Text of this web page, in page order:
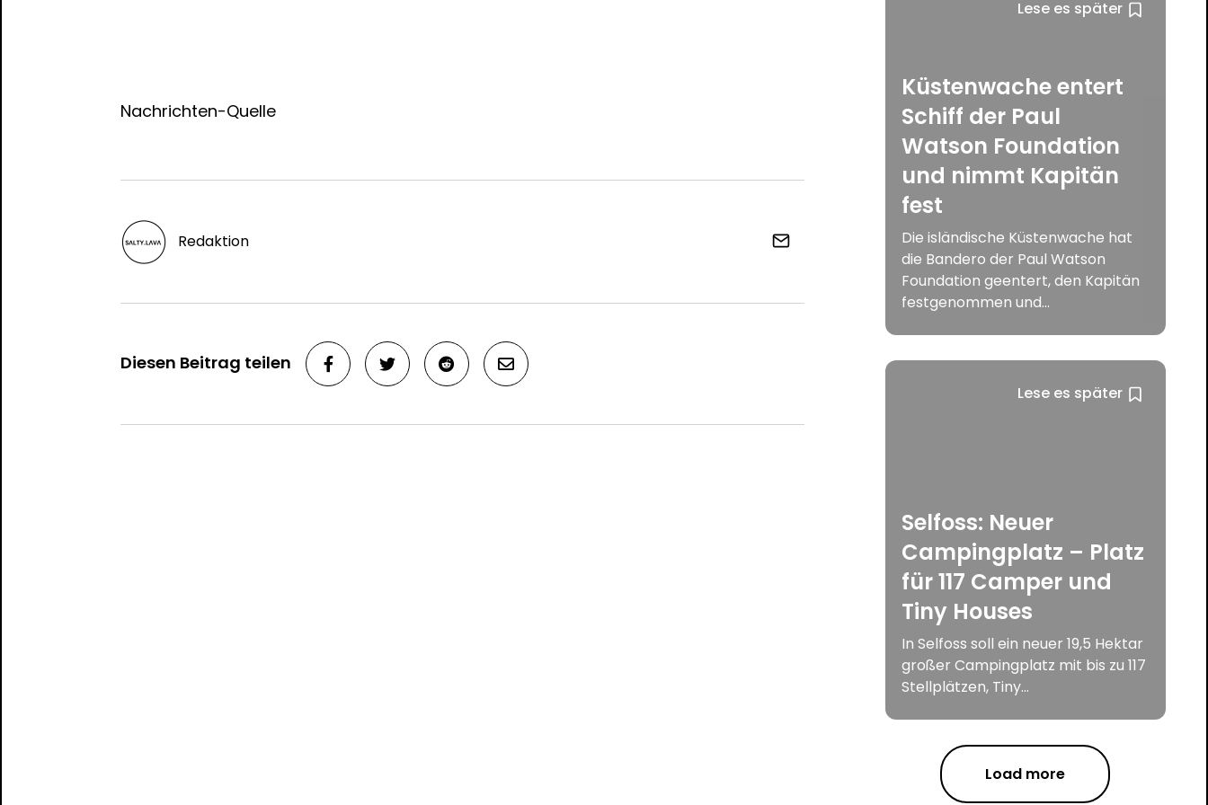
Nachrichten-Quelle
Redaktion
Diesen Beitrag teilen
Lese es später
Küstenwache entert
Schiff der Paul
Watson Foundation
und nimmt Kapitän
fest
Die isländische Küstenwache hat
die Bandero der Paul Watson
Foundation geentert, den Kapitän
festgenommen und...
Lese es später
Selfoss: Neuer
Campingplatz – Platz
für 117 Camper und
Tiny Houses
In Selfoss soll ein neuer 19,5 Hektar
großer Campingplatz mit bis zu 117
Stellplätzen, Tiny...
Load more